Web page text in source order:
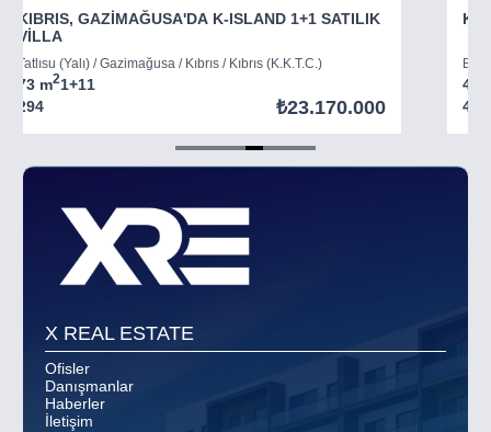
KIBRIS, GAZİMAĞUSA'DA K-ISLAND 1+1 SATILIK
VİLLA
Tatlısu (Yalı) / Gazimağusa / Kıbrıs / Kıbrıs (K.K.T.C.)
73 m21+11
294
₺23.170.000
45
403
of
X REAL ESTATE
Ofisler
Danışmanlar
Haberler
İletişim